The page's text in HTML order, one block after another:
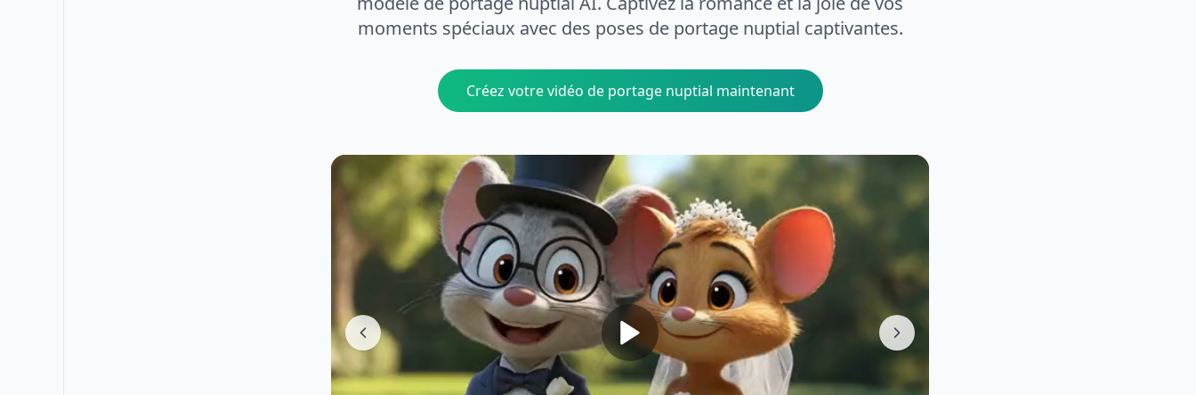
moments spéciaux avec des poses de portage nuptial captivantes.
Créez votre vidéo de portage nuptial maintenant